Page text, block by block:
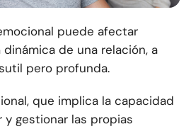
puede afectar
de una relación, a
pero profunda.
que implica la capacidad
gestionar las propias